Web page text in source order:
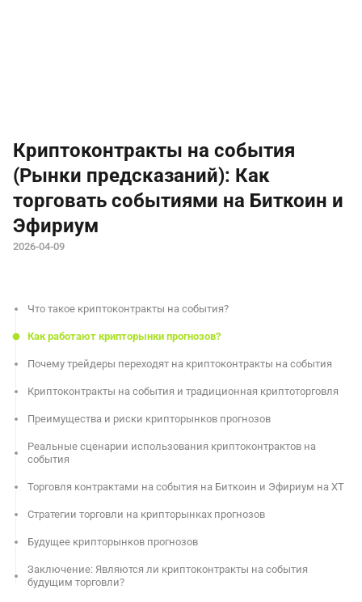
Криптоконтракты на события
(Рынки предсказаний): Как
торговать событиями на Биткоин и
Эфириум
2026-04-09
Что такое криптоконтракты на события?
Как работают крипторынки прогнозов?
Почему трейдеры переходят на криптоконтракты на события
Криптоконтракты на события и традиционная криптоторговля
Преимущества и риски крипторынков прогнозов
Реальные сценарии использования криптоконтрактов на
события
Торговля контрактами на события на Биткоин и Эфириум на XT
Стратегии торговли на крипторынках прогнозов
Будущее крипторынков прогнозов
Заключение: Являются ли криптоконтракты на события
будущим торговли?